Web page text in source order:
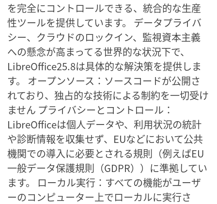
を完全にコントロールできる、統合的な生産
性ツールを提供しています。 データプライバ
シー、クラウドのロックイン、監視資本主義
への懸念が高まってる世界的な状況下で、
LibreOffice25.8は具体的な解決策を提供しま
す。 オープンソース：ソースコードが公開さ
れており、独占的な技術による制約を一切受け
ません プライバシーとコントロール：
LibreOfficeは個人データや、利用状況の統計
や診断情報を収集せず、EUなどにおいて公共
機関での導入に必要とされる規則（例えばEU
一般データ保護規則（GDPR））に準拠してい
ます。 ローカル実行：すべての機能がユーザ
ーのコンピューター上でローカルに実行さ